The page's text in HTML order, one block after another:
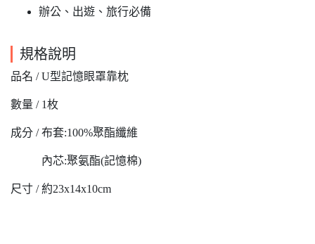
辦公、出遊、旅行必備
規格說明
品名 / U型記憶眼罩靠枕
數量 / 1枚
成分 / 布套:100%聚酯纖維
內芯:聚氨酯(記憶棉)
尺寸 / 約23x14x10cm